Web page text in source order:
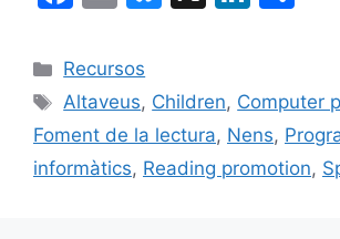
c
e
b
o
ai
l
s
k
y
e
dI
n
p
ar
te
Categories
Recursos
Etiquetes
Altaveus, Children, Computer
Foment de la lectura, Nens,
informàtics, Reading promotion,